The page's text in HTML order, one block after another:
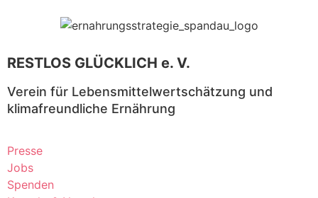
RESTLOS GLÜCKLICH e. V.
Verein für Lebensmittelwertschätzung und
klimafreundliche Ernährung
Presse
Jobs
Spenden